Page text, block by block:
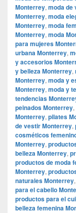
Monterrey, moda de
Monterrey, moda
Monterrey, moda
Monterrey, moda
para mujeres
urbana Monterrey,
y accesorios
y belleza Monterrey,
Monterrey, moda y
Monterrey, moda y
tendencias
peinados Monterrey,
Monterrey, pilates
de vestir Monterrey,
cosméticos
Monterrey,
belleza Monterrey,
productos de moda
Monterrey,
naturales Monterrey,
para el cabello
productos para el
belleza femenina